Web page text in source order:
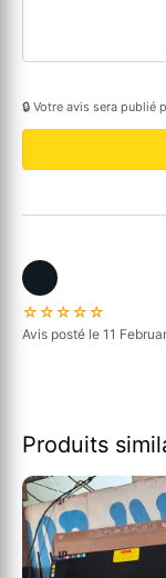
🔒 Votre avis sera publié
☆☆☆☆☆
Avis posté le 11
Produits